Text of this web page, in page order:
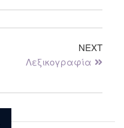
NEXT
Λεξικογραφία